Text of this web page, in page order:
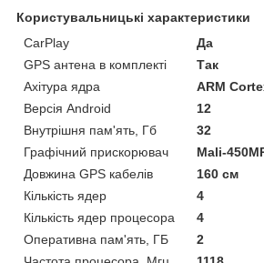
Користувальницькі характеристики
CarPlay
Да
GPS антена в комплекті
Так
Ахітура ядра
ARM
Версія Android
12
Внутрішня пам'ять, Гб
32
Графічний прискорювач
Mali-
Довжина GPS кабелів
160 см
Кількість ядер
4
Кількість ядер процесора
4
Оперативна пам'ять, ГБ
2